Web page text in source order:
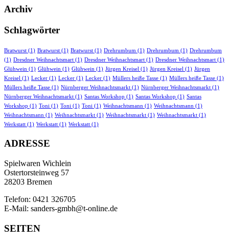
Archiv
Schlagwörter
Bratwurst (1) Bratwurst (1) Bratwurst (1) Drehrumbum (1) Drehrumbum (1) Drehrumbum
(1) Dresdner Weihnachtsmart (1) Dresdner Weihnachtsmart (1) Dresdner Weihnachtsmart (1)
Glühwein (1) Glühwein (1) Glühwein (1) Jürgen Kreisel (1) Jürgen Kreisel (1) Jürgen
Kreisel (1) Lecker (1) Lecker (1) Lecker (1) Müllers heiße Tasse (1) Müllers heiße Tasse (1)
Müllers heiße Tasse (1) Nürnberger Weihnachtsmarkt (1) Nürnberger Weihnachtsmarkt (1)
Nürnberger Weihnachtsmarkt (1) Santas Workshop (1) Santas Workshop (1) Santas
Workshop (1) Toni (1) Toni (1) Toni (1) Weihnachtsmann (1) Weihnachtsmann (1)
Weihnachtsmann (1) Weihnachtsmarkt (1) Weihnachtsmarkt (1) Weihnachtsmarkt (1)
Werkstatt (1) Werkstatt (1) Werkstatt (1)
ADRESSE
Spielwaren Wichlein
Ostertorsteinweg 57
28203 Bremen
Telefon: 0421 326705
E-Mail: sanders-gmbh@t-online.de
SEITEN